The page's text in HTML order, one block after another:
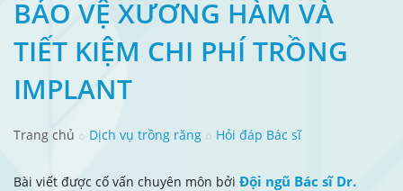
BẢO VỆ XƯƠNG HÀM VÀ
TIẾT KIỆM CHI PHÍ TRỒNG
IMPLANT
Trang chủ Dịch vụ trồng răng Hỏi đáp Bác sĩ
Bài viết được cố vấn chuyên môn bởi Đội ngũ Bác sĩ Dr.